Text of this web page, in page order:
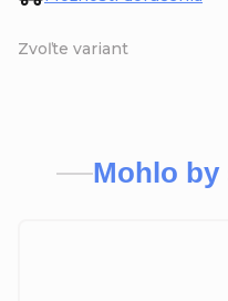
Zvoľte variant
Mohlo by